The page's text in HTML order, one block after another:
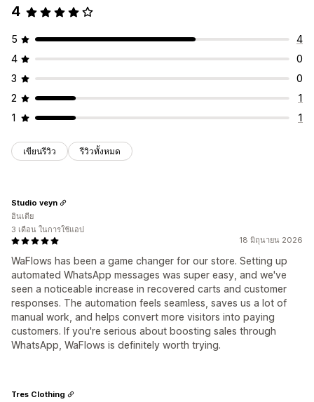
4
5
4
4
0
3
0
2
1
1
1
เขียนรีวิว รีวิวทั้งหมด
18 มิถุนายน 2026
WaFlows has been a game changer for our store. Setting up
automated WhatsApp messages was super easy, and we've
seen a noticeable increase in recovered carts and customer
responses. The automation feels seamless, saves us a lot of
manual work, and helps convert more visitors into paying
customers. If you're serious about boosting sales through
WhatsApp, WaFlows is definitely worth trying.
Studio veyn
อินเดีย
3 เดือน ในการใช้แอป
Tres Clothing